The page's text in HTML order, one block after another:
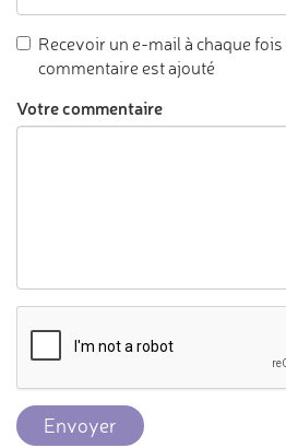
Recevoir un e-mail à chaque
commentaire est ajouté
Votre commentaire
Envoyer